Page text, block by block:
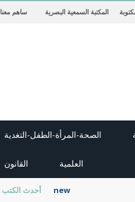
المكتبة السمعية البصرية ساهم معنا
الصحة-المرأة-الطفل-التغدية
العلمية القانون
أحدث الكتب new cambridge